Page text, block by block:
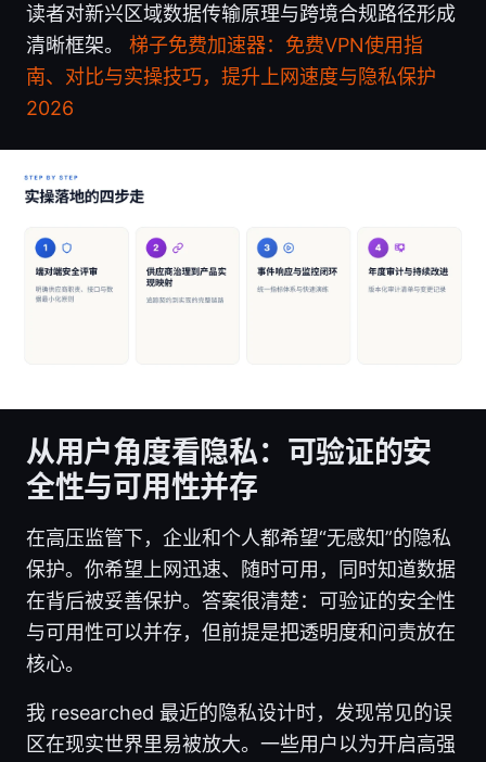
读者对新兴区域数据传输原理与跨境合规路径形成
清晰框架。 梯子免费加速器：免费VPN使用指
南、对比与实操技巧，提升上网速度与隐私保护
2026
从用户角度看隐私：可验证的安
全性与可用性并存
在高压监管下，企业和个人都希望“无感知”的隐私
保护。你希望上网迅速、随时可用，同时知道数据
在背后被妥善保护。答案很清楚：可验证的安全性
与可用性可以并存，但前提是把透明度和问责放在
核心。
我 researched 最近的隐私设计时，发现常见的误
区在现实世界里易被放大。一些用户以为开启高强